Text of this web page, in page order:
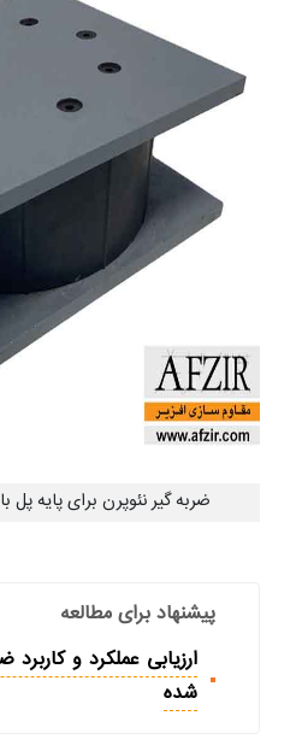
ضربه گیر نئوپرن برای پایه
پیشنهاد برای مطالعه
ارزیابی عملکرد و
شده